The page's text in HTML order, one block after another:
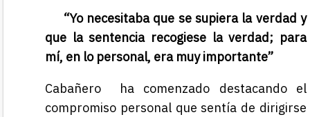
“Yo necesitaba que se supiera la verdad y
que la sentencia recogiese la verdad; para
mí, en lo personal, era muy importante”
Cabañero ha comenzado destacando el
compromiso personal que sentía de dirigirse